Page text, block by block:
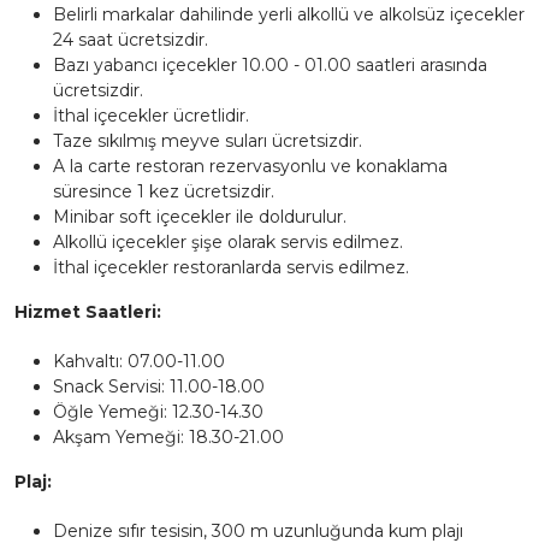
Belirli markalar dahilinde yerli alkollü ve alkolsüz içecekler
24 saat ücretsizdir.
Bazı yabancı içecekler 10.00 - 01.00 saatleri arasında
ücretsizdir.
İthal içecekler ücretlidir.
Taze sıkılmış meyve suları ücretsizdir.
A la carte restoran rezervasyonlu ve konaklama
süresince 1 kez ücretsizdir.
Minibar soft içecekler ile doldurulur.
Alkollü içecekler şişe olarak servis edilmez.
İthal içecekler restoranlarda servis edilmez.
Hizmet Saatleri:
Kahvaltı: 07.00-11.00
Snack Servisi: 11.00-18.00
Öğle Yemeği: 12.30-14.30
Akşam Yemeği: 18.30-21.00
Plaj:
Denize sıfır tesisin, 300 m uzunluğunda kum plajı